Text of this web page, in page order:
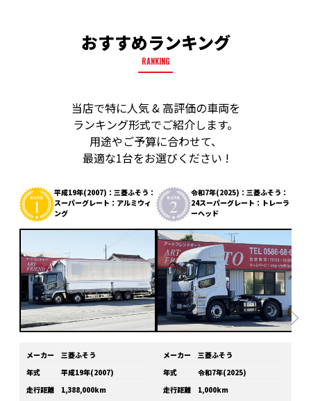
おすすめランキング
RANKING
当店で特に人気 & 高評価の車両を
ランキング形式でご紹介します。
用途やご予算に合わせて、
最適な1台をお選びください !
平成19年(2007)：三菱ふそう：
スーパーグレート：アルミウィ
ング
メーカー
三菱ふそう
年式
平成19年(2007)
走行距離
1,388,000km
令和7年(2025)：三菱ふそう：
24スーパーグレート：トレーラ
ーヘッド
メーカー
三菱ふそう
年式
令和7年(2025)
走行距離
1,000km